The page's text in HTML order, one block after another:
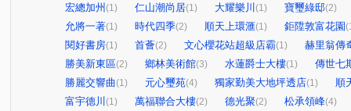
宏總加州 (1) 仁山潮尚居(1) 大耀樂川 (1) 寶璽綠邸(2)
允將一著(1) 時代四季(2) 順天上環滙(1) 鉅陞敦富花園
閱好書房(1) 首薈(2) 文心櫻花站超級店霸(1)
赫里翁傳
勝美新東區(2) 鄉林美術館(3) 水蓮爵士大樓(1)
傳世七
勝麗交響曲(1) 元心璽苑(4) 獨家勤美大地坪透店(1)
順
富宇德川 (1) 萬福聯合大樓(2) 德光聚(2) 松承領峰(4)